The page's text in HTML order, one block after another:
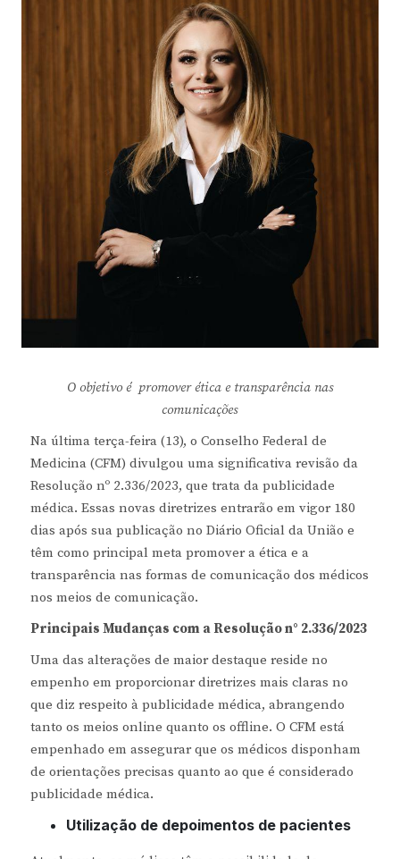
O objetivo é promover ética e transparência nas
comunicações
Na última terça-feira (13), o Conselho Federal de
Medicina (CFM) divulgou uma significativa revisão da
Resolução nº 2.336/2023, que trata da publicidade
médica. Essas novas diretrizes entrarão em vigor 180
dias após sua publicação no Diário Oficial da União e
têm como principal meta promover a ética e a
transparência nas formas de comunicação dos médicos
nos meios de comunicação.
Principais Mudanças com a Resolução n° 2.336/2023
Uma das alterações de maior destaque reside no
empenho em proporcionar diretrizes mais claras no
que diz respeito à publicidade médica, abrangendo
tanto os meios online quanto os offline. O CFM está
empenhado em assegurar que os médicos disponham
de orientações precisas quanto ao que é considerado
publicidade médica.
Utilização de depoimentos de pacientes